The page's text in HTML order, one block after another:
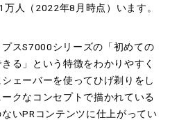
人（2022年8月時点）います。
スS7000シリーズの「初めての
る」という特徴をわかりやすく
ェーバーを使ってひげ剃りをし
クなコンセプトで描かれている
いPRコンテンツに仕上がってい